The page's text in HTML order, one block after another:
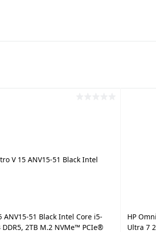
ANV15-51 Black Intel Core i5-
DDR5, 2TB M.2 NVMe™ PCIe®
HP
Ultra 7